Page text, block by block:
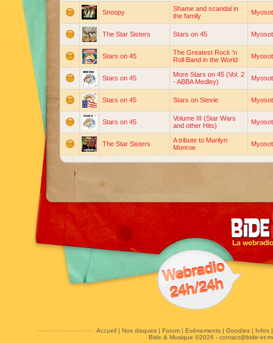
Snoopy
Shame and scandal in
the family
The Star Sisters Stars on 45
Stars on 45
The Greatest Rock 'n
Roll Band in the World
Stars on 45
More Stars on 45 (Vol. 2
- ABBA Medley)
Stars on 45 Stars on Stevie
Stars on 45
Volume III (Star Wars
and other Hits)
The Star Sisters
A tribute to Marilyn
Monroe
Accueil| Nos disques| Forum| Evénements| Goodies| Infos
Bide & Musique ©2026 - contact@bide-et-